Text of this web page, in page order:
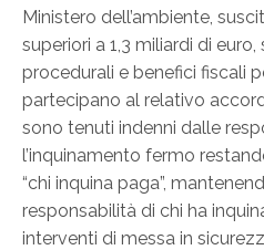
Ministero dell’ambiente,
superiori a 1,3 miliardi di
procedurali e benefici fiscali
partecipano al relativo
sono tenuti indenni dalle
l’inquinamento fermo
“chi inquina paga”,
responsabilità di chi ha
interventi di messa in